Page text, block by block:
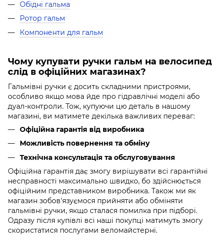
Обідні гальма
Ротор гальм
Компоненти для гальм
Чому купувати ручки гальм на велосипед
слід в офіційних магазинах?
Гальмівні ручки є досить складними пристроями,
особливо якщо мова йде про гідравлічні моделі або
дуал-контроли. Тож, купуючи цю деталь в нашому
магазині, ви матимете декілька важливих переваг:
Офіційна гарантія від виробника
Можливість повернення та обміну
Технічна консультація та обслуговування
Офіційна гарантія дає змогу вирішувати всі гарантійні
несправності максимально швидко, бо здійснюється
офіційним представником виробника. Також ми як
магазин зобов'язуємося прийняти або обміняти
гальмівні ручки, якщо сталася помилка при підборі.
Одразу після купівлі всі наші покупці матимуть змогу
скористатися послугами веломайстерні.